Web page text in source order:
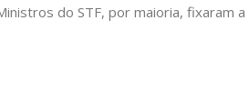
do STF, por maioria, fixaram a